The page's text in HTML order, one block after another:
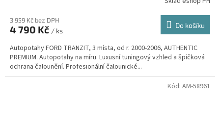
3 959 Kč bez DPH
4 790 Kč / ks
Do košíku
Autopotahy FORD TRANZIT, 3 místa, od r. 2000-2006, AUTHENTIC
PREMIUM. Autopotahy na míru. Luxusní tuningový vzhled a špičková
ochrana čalounění. Profesionální čalounické...
Kód: AM-58961